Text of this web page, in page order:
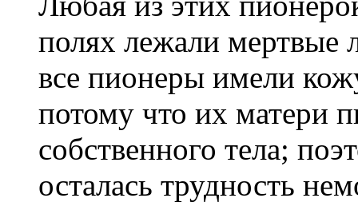
полях лежали мертвые
все пионеры имели
потому что их матери
собственного тела;
осталась трудность